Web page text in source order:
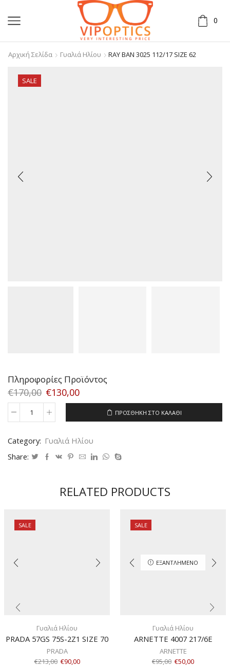
0
Αρχική Σελίδα Γυαλιά Ηλίου RAY BAN 3025 112/17 SIZE 62
SALE
Πληροφορίες Προϊόντος
€170,00 €130,00
RAY
112/17
SIZE
62
ΠΡΟΣΘΉΚΗ ΣΤΟ ΚΑΛΆΘΙ
Category: Γυαλιά Ηλίου
Share:
RELATED PRODUCTS
SALE
Γυαλιά Ηλίου
PRADA 57GS 75S-2Z1 SIZE 70
PRADA
€213,00 €90,00
SALE
ΕΞΑΝΤΛΗΜΈΝΟ
Γυαλιά Ηλίου
ARNETTE 4007 217/6E
ARNETTE
€95,00 €50,00